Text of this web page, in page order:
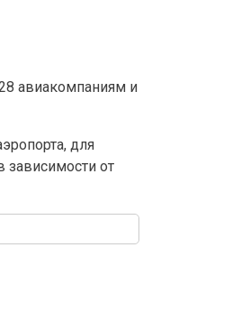
авиакомпаниям и
для
зависимости от